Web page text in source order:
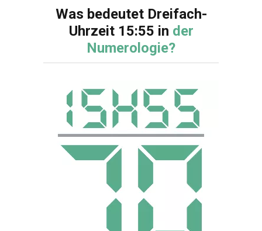
Was bedeutet Dreifach-
Uhrzeit 15:55 in der
Numerologie?